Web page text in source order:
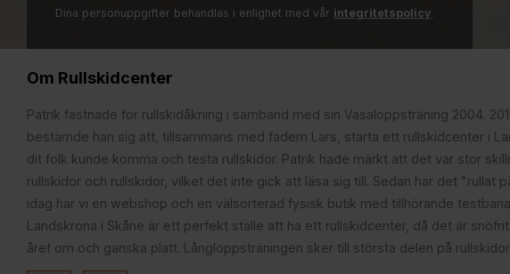
Dina personuppgifter behandlas i enlighet med vår integritetspolicy.
Om Rullskidcenter
Patrik fastnade för rullskidåkning i samband med sin Vasaloppsträning 2004.
bestämde han sig att, tillsammans med fadern Lars, starta ett rullskidcenter i
dit folk kunde komma och testa rullskidor. Patrik hade märkt att det var stor
rullskidor och rullskidor, vilket det inte gick att läsa sig till. Sedan har det "rullat
idag har vi en webshop och en välsorterad fysisk butik med tillhörande
Landskrona i Skåne är ett perfekt ställe att ha ett rullskidcenter, då det är
året om och ganska platt. Långloppsträningen sker till största delen på rullskidor.